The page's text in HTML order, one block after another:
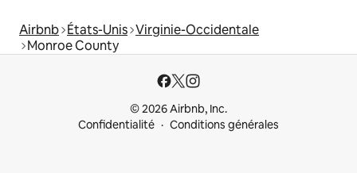
Airbnb États-Unis Virginie-Occidentale
Monroe County
© 2026 Airbnb, Inc.
Confidentialité
Conditions générales